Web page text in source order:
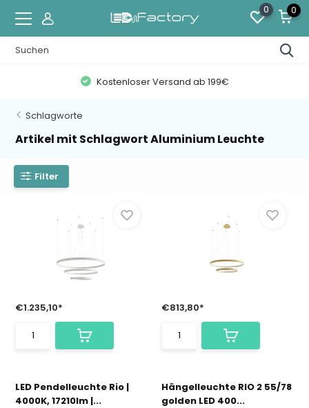
0 0
Kostenloser Versand ab 199€
Schlagworte
Artikel mit Schlagwort Aluminium Leuchte
Filter
€1.235,10*
LED Pendelleuchte Rio |
4000K, 17210lm |...
€813,80*
Hängelleuchte RIO 2 55/78
golden LED 400...